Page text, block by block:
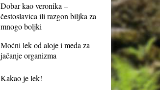
Dobar kao veronika –
čestoslavica ili razgon biljka za
mnogo boljki
Moćni lek od aloje i meda za
jačanje organizma
Kakao je lek!